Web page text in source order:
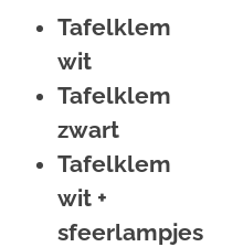
Tafelklem
wit
Tafelklem
zwart
Tafelklem
wit +
sfeerlampjes